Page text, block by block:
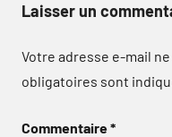
Laisser un
Votre adresse e-mail
obligatoires sont
Commentaire*